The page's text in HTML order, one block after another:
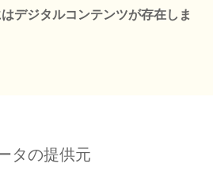
デジタルコンテンツが存在しま
タの提供元